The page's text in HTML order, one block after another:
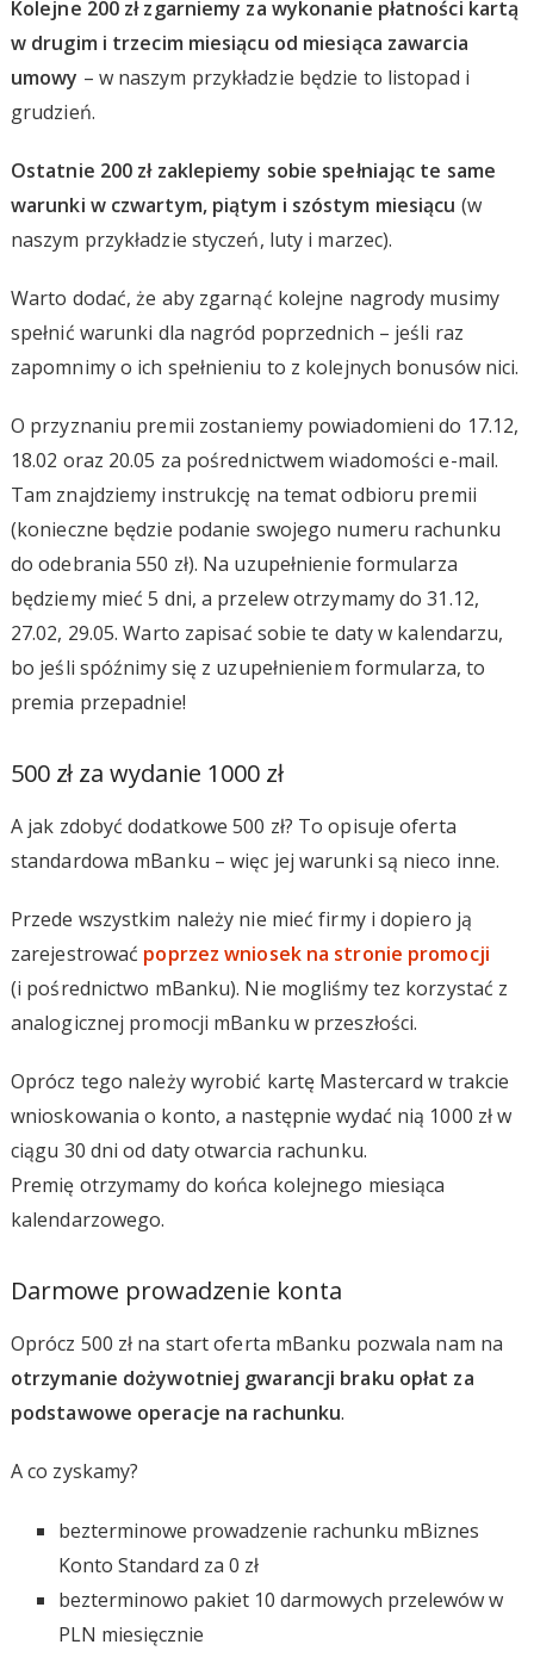
Kolejne 200 zł zgarniemy za wykonanie płatności kartą
w drugim i trzecim miesiącu od miesiąca zawarcia
umowy – w naszym przykładzie będzie to listopad i
grudzień.
Ostatnie 200 zł zaklepiemy sobie spełniając te same
warunki w czwartym, piątym i szóstym miesiącu (w
naszym przykładzie styczeń, luty i marzec).
Warto dodać, że aby zgarnąć kolejne nagrody musimy
spełnić warunki dla nagród poprzednich – jeśli raz
zapomnimy o ich spełnieniu to z kolejnych bonusów nici.
O przyznaniu premii zostaniemy powiadomieni do 17.12,
18.02 oraz 20.05 za pośrednictwem wiadomości e-mail.
Tam znajdziemy instrukcję na temat odbioru premii
(konieczne będzie podanie swojego numeru rachunku
do odebrania 550 zł). Na uzupełnienie formularza
będziemy mieć 5 dni, a przelew otrzymamy do 31.12,
27.02, 29.05. Warto zapisać sobie te daty w kalendarzu,
bo jeśli spóźnimy się z uzupełnieniem formularza, to
premia przepadnie!
500 zł za wydanie 1000 zł
A jak zdobyć dodatkowe 500 zł? To opisuje oferta
standardowa mBanku – więc jej warunki są nieco inne.
Przede wszystkim należy nie mieć firmy i dopiero ją
zarejestrować poprzez wniosek na stronie promocji
(i pośrednictwo mBanku). Nie mogliśmy tez korzystać z
analogicznej promocji mBanku w przeszłości.
Oprócz tego należy wyrobić kartę Mastercard w trakcie
wnioskowania o konto, a następnie wydać nią 1000 zł w
ciągu 30 dni od daty otwarcia rachunku.
Premię otrzymamy do końca kolejnego miesiąca
kalendarzowego.
Darmowe prowadzenie konta
Oprócz 500 zł na start oferta mBanku pozwala nam na
otrzymanie dożywotniej gwarancji braku opłat za
podstawowe operacje na rachunku.
A co zyskamy?
bezterminowe prowadzenie rachunku mBiznes
Konto Standard za 0 zł
bezterminowo pakiet 10 darmowych przelewów w
PLN miesięcznie